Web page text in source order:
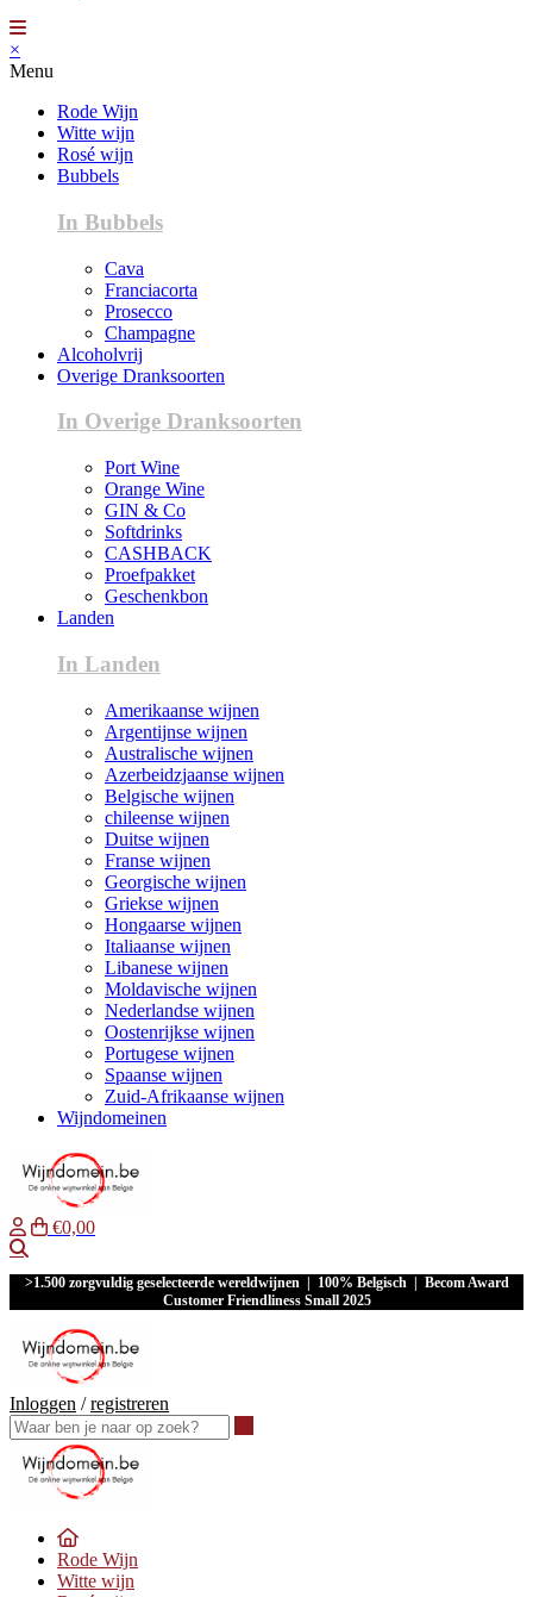
×
Menu
Rode Wijn
Witte wijn
Rosé wijn
Bubbels
In Bubbels
Cava
Franciacorta
Prosecco
Champagne
Alcoholvrij
Overige Dranksoorten
In Overige Dranksoorten
Port Wine
Orange Wine
GIN & Co
Softdrinks
CASHBACK
Proefpakket
Geschenkbon
Landen
In Landen
Amerikaanse wijnen
Argentijnse wijnen
Australische wijnen
Azerbeidzjaanse wijnen
Belgische wijnen
chileense wijnen
Duitse wijnen
Franse wijnen
Georgische wijnen
Griekse wijnen
Hongaarse wijnen
Italiaanse wijnen
Libanese wijnen
Moldavische wijnen
Nederlandse wijnen
Oostenrijkse wijnen
Portugese wijnen
Spaanse wijnen
Zuid-Afrikaanse wijnen
Wijndomeinen
€0,00
>1.500 zorgvuldig geselecteerde wereldwijnen | 100% Belgisch | Becom Award
Customer Friendliness Small 2025
Inloggen /registreren
Rode Wijn
Witte wijn